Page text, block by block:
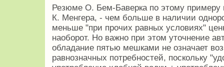
Резюме О. Бем-Баверка по этому примеру
К. Менгера, - чем больше в наличии
меньше "при прочих равных условиях"
наоборот. Но важно при этом уточнение
обладание пятью мешками не означает
равнозначных потребностей, поскольку